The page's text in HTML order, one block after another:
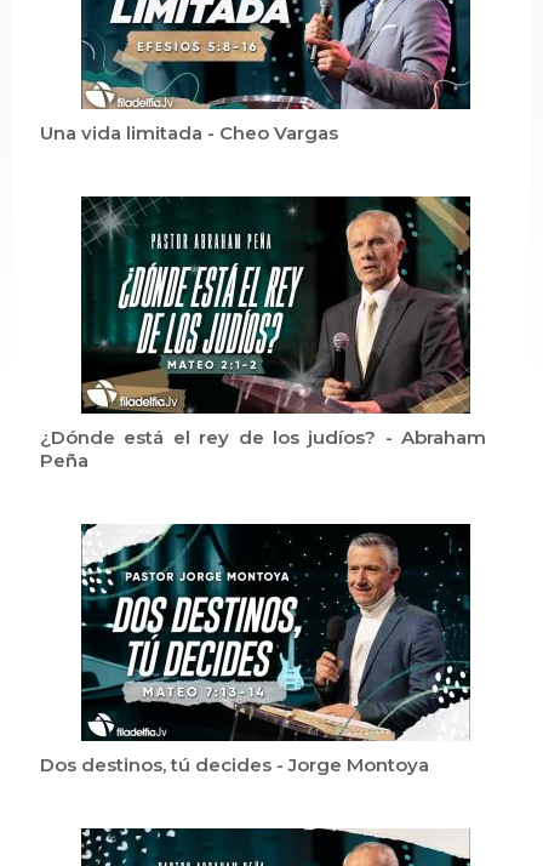
Una vida limitada - Cheo Vargas
¿Dónde está el rey de los judíos? - Abraham
Peña
Dos destinos, tú decides - Jorge Montoya